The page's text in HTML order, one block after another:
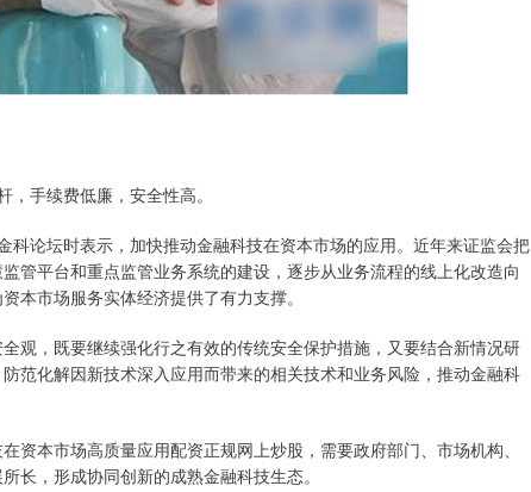
手续费低廉，安全性高。
论坛时表示，加快推动金融科技在资本市场的应用。近年来证监会把
管平台和重点监管业务系统的建设，逐步从业务流程的线上化改造向
本市场服务实体经济提供了有力支撑。
，既要继续强化行之有效的传统安全保护措施，又要结合新情况研
范化解因新技术深入应用而带来的相关技术和业务风险，推动金融科
本市场高质量应用配资正规网上炒股，需要政府部门、市场机构、
长，形成协同创新的成熟金融科技生态。